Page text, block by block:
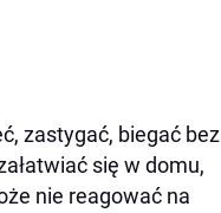
zastygać, biegać bez
się w domu,
nie reagować na